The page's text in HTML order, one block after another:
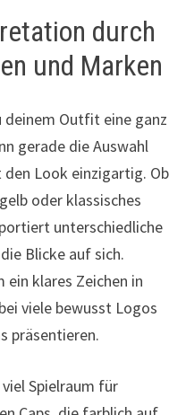
durch
und Marken
Outfit eine ganz
gerade die Auswahl
Look einzigartig. Ob
oder klassisches
unterschiedliche
Blicke auf sich.
ein klares Zeichen in
viele bewusst Logos
präsentieren.
Spielraum für